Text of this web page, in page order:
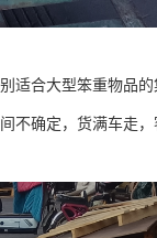
适合大型笨重物品
不确定，货满车走